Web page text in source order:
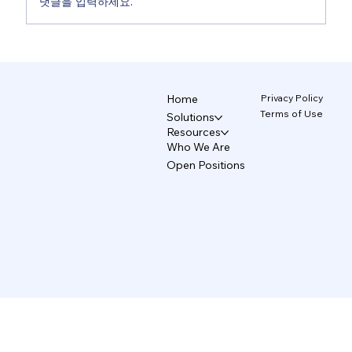
Home
Solutions
Resources
Who We Are
Open Positions
Privacy Policy
Terms of Use